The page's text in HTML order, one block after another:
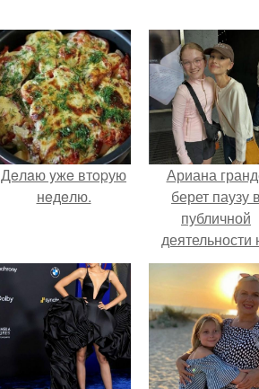
Дeлaю yжe втopую
нeдeлю.
Ариана
берет паузу в
публичной
деятельности
фоне слухов
своем